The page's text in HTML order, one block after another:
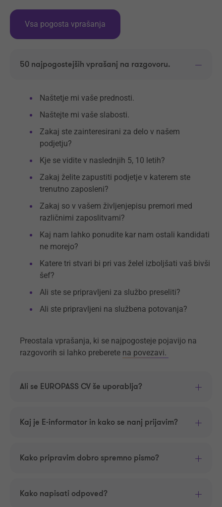
Vsa pogosta vprašanja
50 najpogostejših vprašanj na razgovoru.
Naštetje mi vaše prednosti.
Naštejte mi vaše slabosti.
Zakaj ste zainteresirani za delo v našem
podjetju?
Kje se vidite v naslednjih 5, 10 letih?
Zakaj želite zapustiti podjetje v katerem ste
trenutno zaposleni?
Zakaj so v vašem življenjepisu premori med
različnimi zaposlitvami?
Kaj nam lahko ponudite kar nam ostali kandidati
ne morejo?
Katere tri stvari bi pri vas želel izboljšati vaš bivši
šef?
Ali ste se pripravljeni za službo preseliti?
Ali ste pripravljeni na službena potovanja?
Preostala vprašanja, ki se najpogosteje pojavijo na
razgovorih si lahko preberete na povezavi.
Ali se EUROPASS CV še uporablja?
Kaj je E-informator in kako se nanj prijavim?
Kako pripravim dobro spremno pismo?
Kako napisati odpoved?